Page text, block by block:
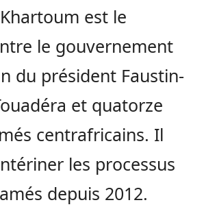
est le
le gouvernement
du président Faustin-
et quatorze
centrafricains. Il
les processus
depuis 2012.